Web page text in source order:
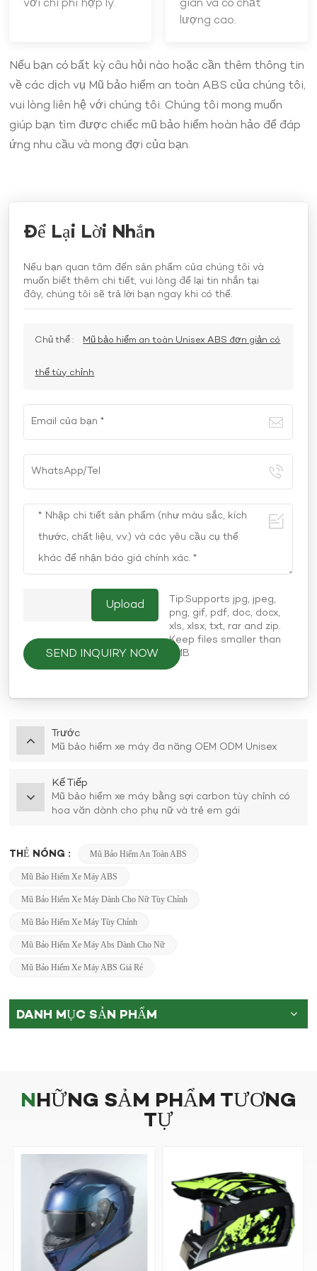
với chi phí hợp lý.
gian và có chất
lượng cao.
Nếu bạn có bất kỳ câu hỏi nào hoặc cần thêm thông tin
về các dịch vụ Mũ bảo hiểm an toàn ABS của chúng tôi,
vui lòng liên hệ với chúng tôi. Chúng tôi mong muốn
giúp bạn tìm được chiếc mũ bảo hiểm hoàn hảo để đáp
ứng nhu cầu và mong đợi của bạn.
Để Lại Lời Nhắn
Nếu bạn quan tâm đến sản phẩm của chúng tôi và
muốn biết thêm chi tiết, vui lòng để lại tin nhắn tại
đây, chúng tôi sẽ trả lời bạn ngay khi có thể.
Chủ thể : Mũ bảo hiểm an toàn Unisex ABS đơn giản có
thể tùy chỉnh
Tip:Supports jpg, jpeg,
png, gif, pdf, doc, docx,
xls, xlsx, txt, rar and zip.
Keep files smaller than
5MB
SEND INQUIRY NOW
Trước
Mũ bảo hiểm xe máy đa năng OEM ODM Unisex
Kế Tiếp
Mũ bảo hiểm xe máy bằng sợi carbon tùy chỉnh có
hoa văn dành cho phụ nữ và trẻ em gái
THẺ NÓNG : Mũ Bảo Hiểm An Toàn ABS
Mũ Bảo Hiểm Xe Máy ABS
Mũ Bảo Hiểm Xe Máy Dành Cho Nữ Tùy Chỉnh
Mũ Bảo Hiểm Xe Máy Tùy Chỉnh
Mũ Bảo Hiểm Xe Máy Abs Dành Cho Nữ
Mũ Bảo Hiểm Xe Máy ABS Giá Rẻ
DANH MỤC SẢN PHẨM
NHỮNG SẢM PHẨM TƯƠNG
TỰ